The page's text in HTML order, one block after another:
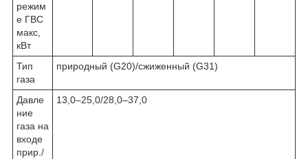
режим
е ГВС
макс,
кВт
Тип
газа
природный (G20)/сжиженный (G31)
Давле
ние
газа на
входе
прир./
13,0–25,0/28,0–37,0